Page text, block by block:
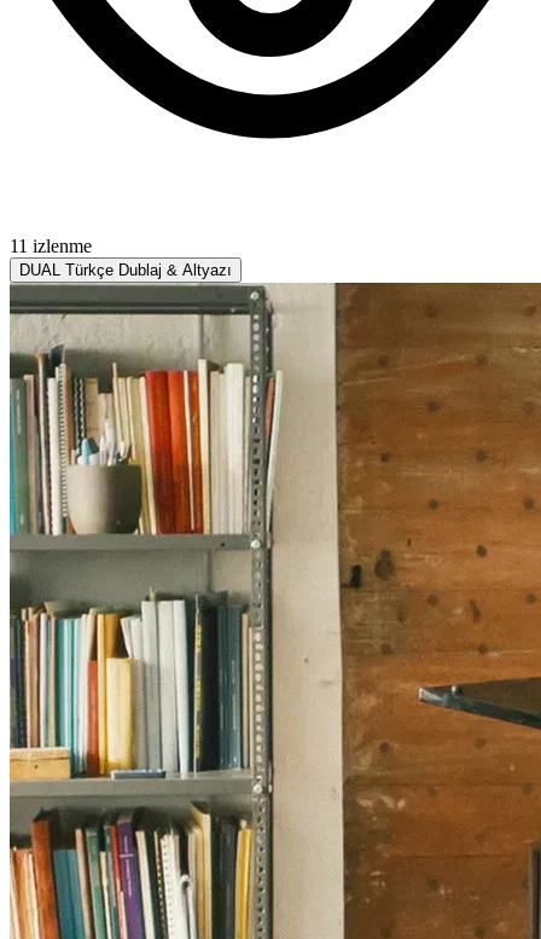
11 izlenme
DUAL Türkçe Dublaj & Altyazı